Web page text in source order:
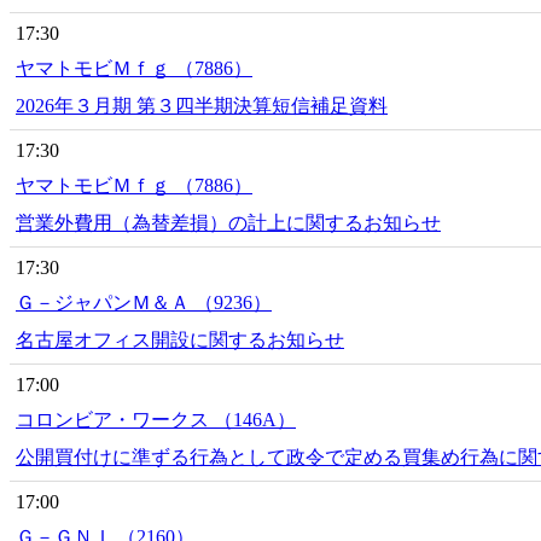
17:30
ヤマトモビＭｆｇ （7886）
2026年３月期 第３四半期決算短信補足資料
17:30
ヤマトモビＭｆｇ （7886）
営業外費用（為替差損）の計上に関するお知らせ
17:30
Ｇ－ジャパンＭ＆Ａ （9236）
名古屋オフィス開設に関するお知らせ
17:00
コロンビア・ワークス （146A）
公開買付けに準ずる行為として政令で定める買集め行為に
17:00
Ｇ－ＧＮＩ （2160）